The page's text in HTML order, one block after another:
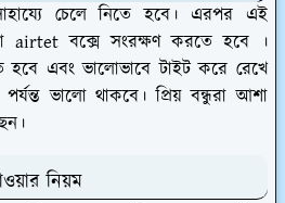
চেলে নিতে হবে। এরপর এই
airtet বক্সে সংরক্ষণ করতে হবে ।
হবে এবং ভালোভাবে টাইট করে রেখে
ভালো থাকবে। প্রিয় বন্ধুরা আশা
নিয়ম